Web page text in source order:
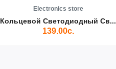
Electronics store
Кольцевой Светодиодный Св...
139.00с.